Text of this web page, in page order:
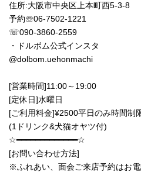
住所:大阪市中央区上本町西5-3-8
予約☏06‐7502‐1221
☏090-3860-2559
・ドルボム公式インスタ
@dolbom.uehonmachi
[営業時間]11:00～19:00
[定休日]水曜日
[ご利用料金]¥2500平日のみ時間制
(1ドリンク&犬猫オヤツ付)
☆━━━━━━━━━━━━━☆
[お問い合わせ方法]
※ふれあい、面会ご来店予約はお